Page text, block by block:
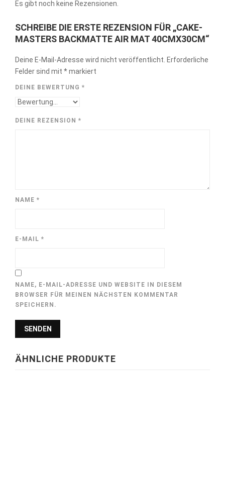
Es gibt noch keine Rezensionen.
SCHREIBE DIE ERSTE REZENSION FÜR „CAKE-
MASTERS BACKMATTE AIR MAT 40CMX30CM“
Deine E-Mail-Adresse wird nicht veröffentlicht. Erforderliche
Felder sind mit *markiert
DEINE BEWERTUNG *
DEINE REZENSION *
NAME *
E-MAIL *
NAME, E-MAIL-ADRESSE UND WEBSITE IN DIESEM
BROWSER FÜR MEINEN NÄCHSTEN KOMMENTAR
SPEICHERN.
ÄHNLICHE PRODUKTE